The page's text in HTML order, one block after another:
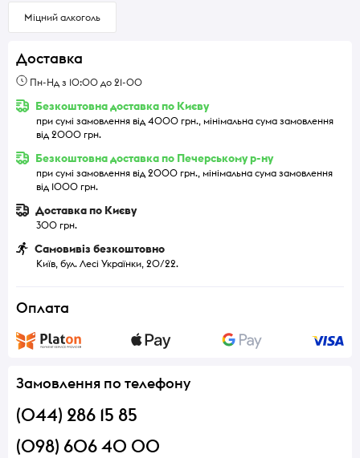
Міцний алкоголь
Доставка
Пн-Нд з 10:00 до 21-00
Безкоштовна доставка по Києву
при сумі замовлення від 4000 грн., мінімальна сума замовлення
від 2000 грн.
Безкоштовна доставка по Печерському р-ну
при сумі замовлення від 2000 грн., мінімальна сума замовлення
від 1000 грн.
Доставка по Києву
300 грн.
Самовивіз безкоштовно
Київ, бул. Лесі Українки, 20/22.
Оплата
Замовлення по телефону
(044) 286 15 85
(098) 606 40 00